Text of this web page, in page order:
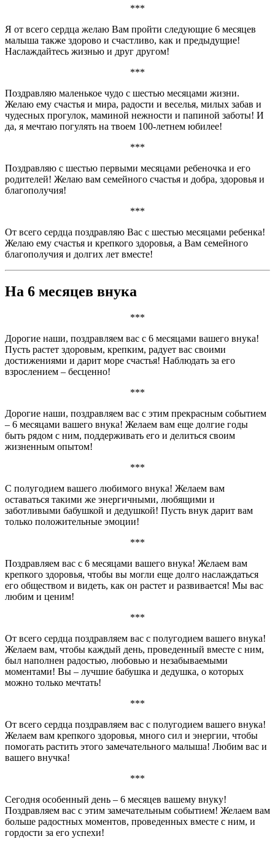
***
Я от всего сердца желаю Вам пройти следующие 6 месяцев
малыша также здорово и счастливо, как и предыдущие!
Наслаждайтесь жизнью и друг другом!
***
Поздравляю маленькое чудо с шестью месяцами жизни.
Желаю ему счастья и мира, радости и веселья, милых забав и
чудесных прогулок, маминой нежности и папиной заботы! И
да, я мечтаю погулять на твоем 100-летнем юбилее!
***
Поздравляю с шестью первыми месяцами ребеночка и его
родителей! Желаю вам семейного счастья и добра, здоровья и
благополучия!
***
От всего сердца поздравляю Вас с шестью месяцами ребенка!
Желаю ему счастья и крепкого здоровья, а Вам семейного
благополучия и долгих лет вместе!
На 6 месяцев внука
***
Дорогие наши, поздравляем вас с 6 месяцами вашего внука!
Пусть растет здоровым, крепким, радует вас своими
достижениями и дарит море счастья! Наблюдать за его
взрослением – бесценно!
***
Дорогие наши, поздравляем вас с этим прекрасным событием
– 6 месяцами вашего внука! Желаем вам еще долгие годы
быть рядом с ним, поддерживать его и делиться своим
жизненным опытом!
***
С полугодием вашего любимого внука! Желаем вам
оставаться такими же энергичными, любящими и
заботливыми бабушкой и дедушкой! Пусть внук дарит вам
только положительные эмоции!
***
Поздравляем вас с 6 месяцами вашего внука! Желаем вам
крепкого здоровья, чтобы вы могли еще долго наслаждаться
его обществом и видеть, как он растет и развивается! Мы вас
любим и ценим!
***
От всего сердца поздравляем вас с полугодием вашего внука!
Желаем вам, чтобы каждый день, проведенный вместе с ним,
был наполнен радостью, любовью и незабываемыми
моментами! Вы – лучшие бабушка и дедушка, о которых
можно только мечтать!
***
От всего сердца поздравляем вас с полугодием вашего внука!
Желаем вам крепкого здоровья, много сил и энергии, чтобы
помогать растить этого замечательного малыша! Любим вас и
вашего внучка!
***
Сегодня особенный день – 6 месяцев вашему внуку!
Поздравляем вас с этим замечательным событием! Желаем вам
больше радостных моментов, проведенных вместе с ним, и
гордости за его успехи!